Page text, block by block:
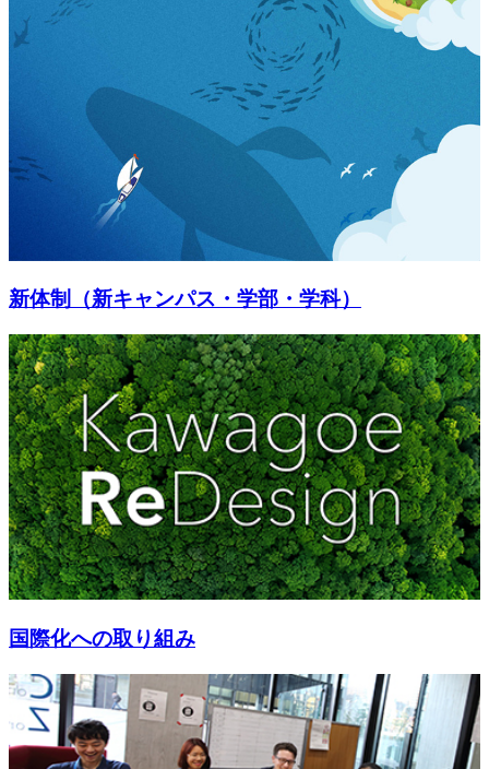
新体制（新キャンパス・学部・学科）
国際化への取り組み